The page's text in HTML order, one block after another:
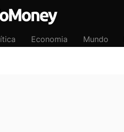
Economia Mundo